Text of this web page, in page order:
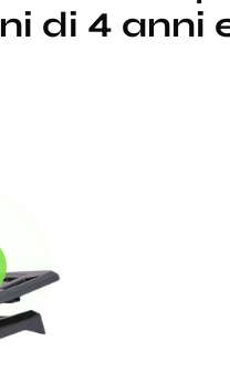
di 4 anni